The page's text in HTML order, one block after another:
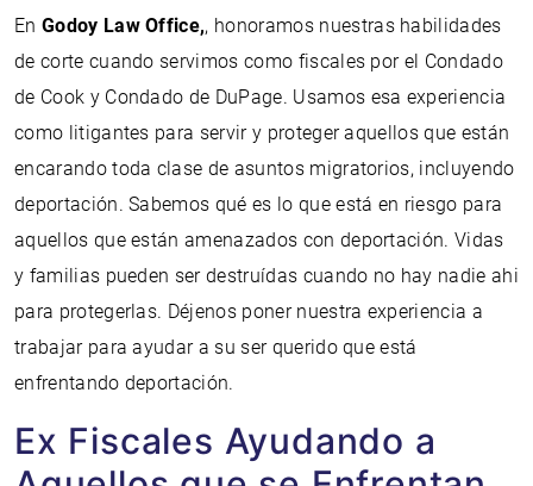
En Godoy Law Office,, honoramos nuestras habilidades
de corte cuando servimos como fiscales por el Condado
de Cook y Condado de DuPage. Usamos esa experiencia
como litigantes para servir y proteger aquellos que están
encarando toda clase de asuntos migratorios, incluyendo
deportación. Sabemos qué es lo que está en riesgo para
aquellos que están amenazados con deportación. Vidas
y familias pueden ser destruídas cuando no hay nadie ahi
para protegerlas. Déjenos poner nuestra experiencia a
trabajar para ayudar a su ser querido que está
enfrentando deportación.
Ex Fiscales Ayudando a